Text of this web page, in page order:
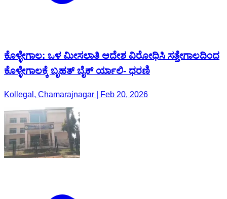
ಕೊಳ್ಳೇಗಾಲ: ಒಳ ಮೀಸಲಾತಿ ಆದೇಶ ವಿರೋಧಿಸಿ ಸತ್ತೇಗಾಲದಿಂದ
ಕೊಳ್ಳೇಗಾಲಕ್ಕೆ ಬೃಹತ್ ಬೈಕ್ ರ್ಯಾಲಿ- ಧರಣಿ
Kollegal, Chamarajnagar | Feb 20, 2026